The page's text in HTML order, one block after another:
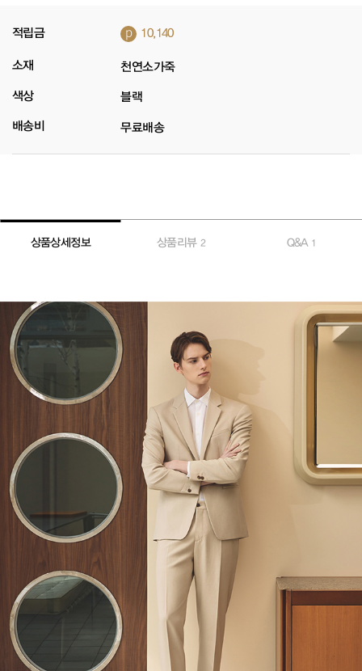
적립금 p 10,140
소재 천연소가죽
색상 블랙
배송비 무료배송
상품상세정보 상품리뷰 2 Q&A 1